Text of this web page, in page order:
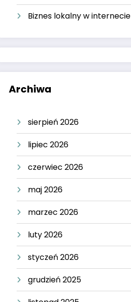
Biznes lokalny w internecie
Archiwa
sierpień 2026
lipiec 2026
czerwiec 2026
maj 2026
marzec 2026
luty 2026
styczeń 2026
grudzień 2025